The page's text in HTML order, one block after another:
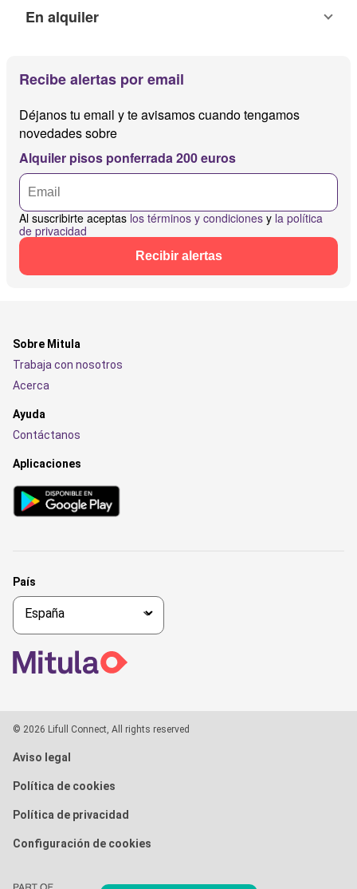
En alquiler
Recibe alertas por email
Déjanos tu email y te avisamos cuando tengamos
novedades sobre
Alquiler pisos ponferrada 200 euros
Al suscribirte aceptas los términos y condiciones y la política
de privacidad
Recibir alertas
Sobre Mitula
Trabaja con nosotros
Acerca
Ayuda
Contáctanos
Aplicaciones
País
© 2026 Lifull Connect, All rights reserved
Aviso legal
Política de cookies
Política de privacidad
Configuración de cookies